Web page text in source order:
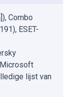
Combo
ESET-
Microsoft
lijst van